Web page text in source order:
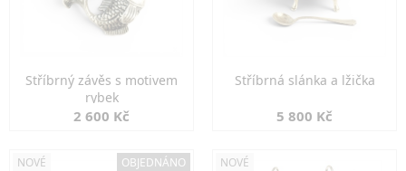
Stříbrný závěs s motivem
rybek
2 600 Kč
Stříbrná slánka a lžička
5 800 Kč
NOVÉ OBJEDNÁNO NOVÉ